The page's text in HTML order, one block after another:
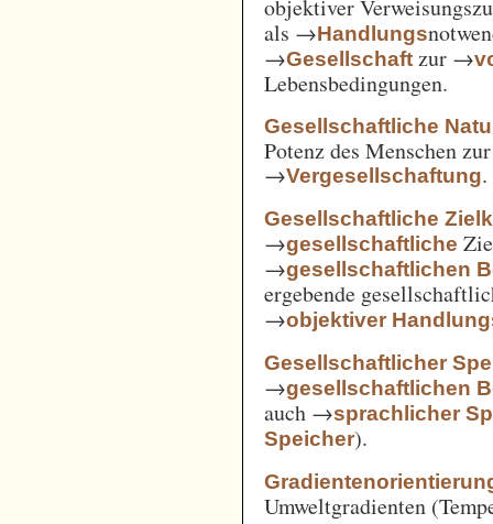
objektiver
als →Handlungs
→Gesellschaft zur →
Lebensbedingungen.
Gesellschaftliche
Potenz des Menschen
→Vergesellschaftung.
Gesellschaftliche
→gesellschaftliche
→gesellschaftlichen
ergebende
→objektiver
Gesellschaftlicher
→gesellschaftlichen
auch →sprachlicher
Speicher).
Umweltgradienten